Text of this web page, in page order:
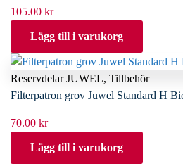
105.00 kr
Lägg till i varukorg
Reservdelar JUWEL, Tillbehör
Filterpatron grov Juwel Standard H
70.00 kr
Lägg till i varukorg